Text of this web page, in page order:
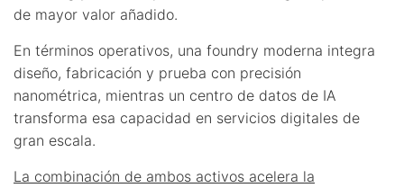
de mayor valor añadido.
En términos operativos, una foundry moderna integra
diseño, fabricación y prueba con precisión
nanométrica, mientras un centro de datos de IA
transforma esa capacidad en servicios digitales de
gran escala.
La combinación de ambos activos acelera la